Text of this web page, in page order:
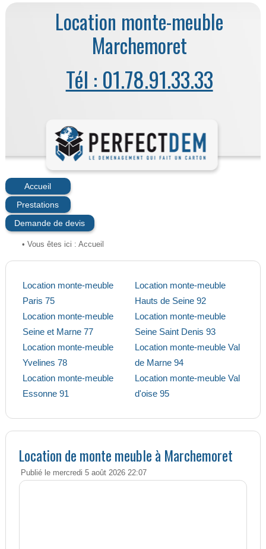
Location monte-meuble
Marchemoret
Tél : 01.78.91.33.33
Accueil
Prestations
Demande de devis
• Vous êtes ici : Accueil
Location monte-meuble
Paris 75
Location monte-meuble
Seine et Marne 77
Location monte-meuble
Yvelines 78
Location monte-meuble
Essonne 91
Location monte-meuble
Hauts de Seine 92
Location monte-meuble
Seine Saint Denis 93
Location monte-meuble Val
de Marne 94
Location monte-meuble Val
d'oise 95
Location de monte meuble à Marchemoret
Publié le mercredi 5 août 2026 22:07